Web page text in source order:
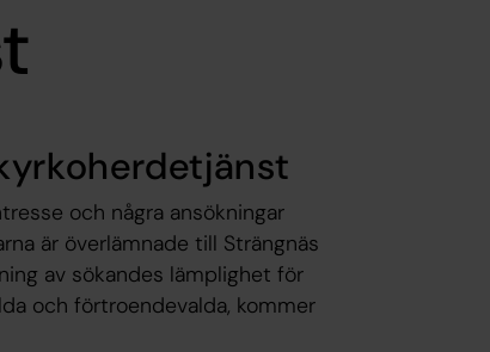
och några ansökningar
är överlämnade till Strängnäs
av sökandes lämplighet för
och förtroendevalda, kommer